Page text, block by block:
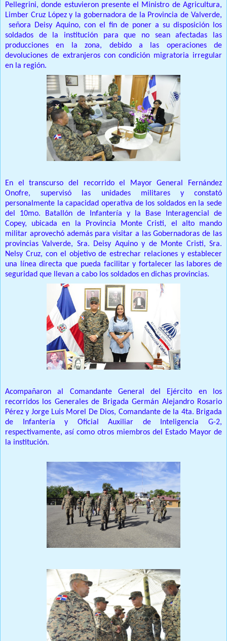
Pellegrini, donde estuvieron presente el Ministro de Agricultura,
Limber Cruz López y la gobernadora de la Provincia de Valverde,
señora Deisy Aquino, con el fin de poner a su disposición los
soldados de la institución para que no sean afectadas las
producciones en la zona, debido a las operaciones de
devoluciones de extranjeros con condición migratoria irregular
en la región.
En el transcurso del recorrido el Mayor General Fernández
Onofre, supervisó las unidades militares y constató
personalmente la capacidad operativa de los soldados en la sede
del 10mo. Batallón de Infantería y la Base Interagencial de
Copey, ubicada en la Provincia Monte Cristi, el alto mando
militar aprovechó además para visitar a las Gobernadoras de las
provincias Valverde, Sra. Deisy Aquino y de Monte Cristi, Sra.
Nelsy Cruz, con el objetivo de estrechar relaciones y establecer
una línea directa que pueda facilitar y fortalecer las labores de
seguridad que llevan a cabo los soldados en dichas provincias.
Acompañaron al Comandante General del Ejército en los
recorridos los Generales de Brigada Germán Alejandro Rosario
Pérez y Jorge Luis Morel De Dios, Comandante de la 4ta. Brigada
de Infantería y Oficial Auxiliar de Inteligencia G-2,
respectivamente, así como otros miembros del Estado Mayor de
la institución.